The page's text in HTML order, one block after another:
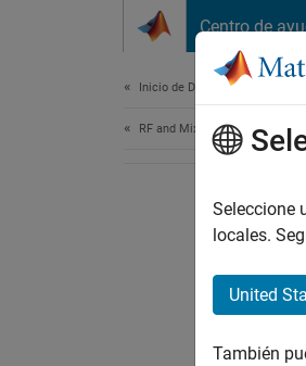
Centro de
Inicio de Documentación
RF and Mixed Signal
Seleccione
locales.
United
También